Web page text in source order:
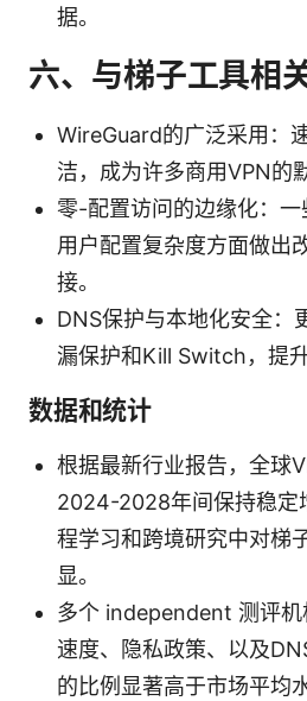
据。
六、与梯子工具相
WireGuard的广泛采用：
洁，成为许多商用VPN的
零-配置访问的边缘化：
用户配置复杂度方面做出
接。
DNS保护与本地化安全：
漏保护和Kill Switch，提
数据和统计
根据最新行业报告，全球
2024-2028年间保持稳定
程学习和跨境研究中对梯
显。
多个 independent 测评机
速度、隐私政策、以及
的比例显著高于市场平均